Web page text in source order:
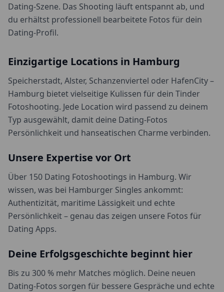
Dating-Szene. Das Shooting läuft entspannt ab, und
du erhältst professionell bearbeitete Fotos für dein
Dating-Profil.
Einzigartige Locations in Hamburg
Speicherstadt, Alster, Schanzenviertel oder HafenCity –
Hamburg bietet vielseitige Kulissen für dein Tinder
Fotoshooting. Jede Location wird passend zu deinem
Typ ausgewählt, damit deine Dating-Fotos
Persönlichkeit und hanseatischen Charme verbinden.
Unsere Expertise vor Ort
Über 150 Dating Fotoshootings in Hamburg. Wir
wissen, was bei Hamburger Singles ankommt:
Authentizität, maritime Lässigkeit und echte
Persönlichkeit – genau das zeigen unsere Fotos für
Dating Apps.
Deine Erfolgsgeschichte beginnt hier
Bis zu 300 % mehr Matches möglich. Deine neuen
Dating-Fotos sorgen für bessere Gespräche und echte